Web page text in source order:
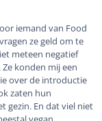
iemand van Food
ze geld om te
meteen negatief
konden mij een
over de introductie
zaten hun
gezin. En dat viel niet